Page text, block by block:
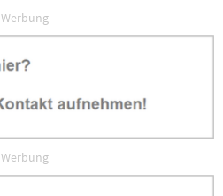
Werbung
Werbung